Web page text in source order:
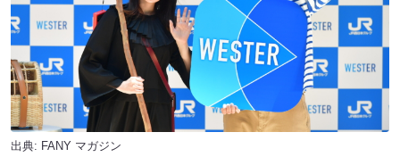
出典: FANY マガジン